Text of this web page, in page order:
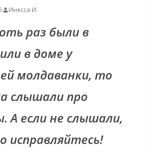
Инесса И.
раз были в
в доме у
молдаванки, то
слышали про
А если не слышали,
исправляйтесь!